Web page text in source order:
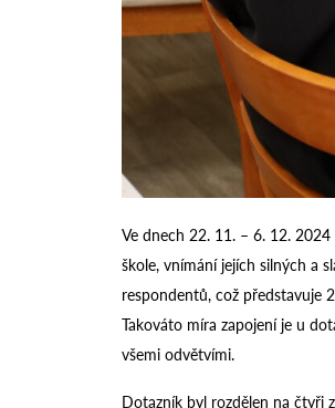
Ve dnech 22. 11. – 6. 12.
škole, vnímání jejích silných a
respondentů, což představuje
Takováto míra zapojení je u
všemi odvětvími.
Dotazník byl rozdělen na čtyři